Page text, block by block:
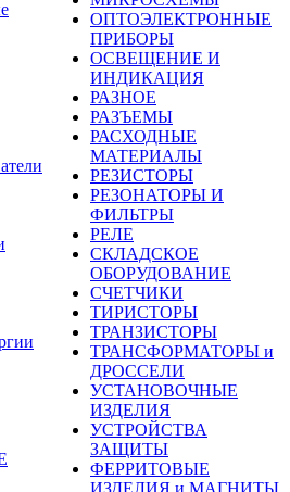
ОПТОЭЛЕКТРОННЫЕ
ПРИБОРЫ
ОСВЕЩЕНИЕ И
ИНДИКАЦИЯ
РАЗНОЕ
РАЗЪЕМЫ
РАСХОДНЫЕ
МАТЕРИАЛЫ
РЕЗИСТОРЫ
РЕЗОНАТОРЫ И
ФИЛЬТРЫ
РЕЛЕ
СКЛАДСКОЕ
ОБОРУДОВАНИЕ
СЧЕТЧИКИ
ТИРИСТОРЫ
ТРАНЗИСТОРЫ
ТРАНСФОРМАТОРЫ и
ДРОССЕЛИ
УСТАНОВОЧНЫЕ
ИЗДЕЛИЯ
УСТРОЙСТВА
ЗАЩИТЫ
ФЕРРИТОВЫЕ
ИЗДЕЛИЯ и МАГНИТЫ